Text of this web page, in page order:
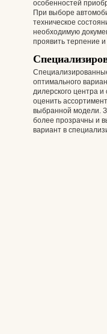
особенностей
При выборе
техническое
необходимую
проявить терпение
оптимального
дилерского центра
оценить
выбранной модели.
более прозрачны и
вариант в